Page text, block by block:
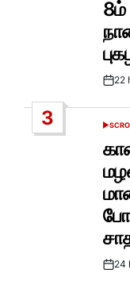
Post
22
3
Post
24